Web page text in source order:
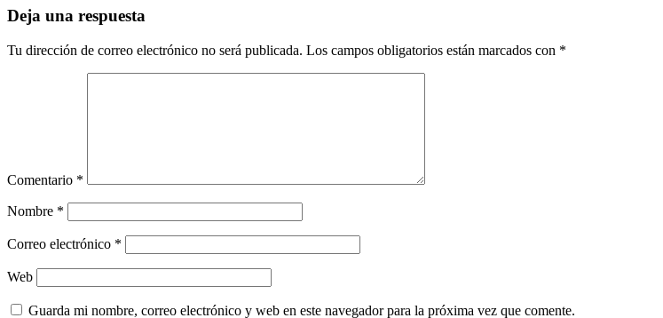
Deja una respuesta
Tu dirección de correo electrónico no será publicada. Los campos obligatorios están marcados con *
Comentario *
Nombre *
Correo electrónico *
Web
Guarda mi nombre, correo electrónico y web en este navegador para la próxima vez que comente.